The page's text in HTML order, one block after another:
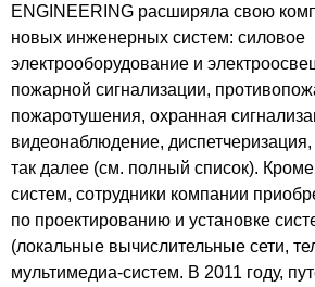
ENGINEERING расширяла свою
новых инженерных систем: силовое
электрооборудование и
пожарной сигнализации,
пожаротушения, охранная
видеонаблюдение,
так далее (см. полный список).
систем, сотрудники компании
по проектированию и установке
(локальные вычислительные сети,
мультимедиа-систем. В 2011 году,